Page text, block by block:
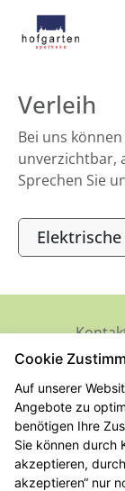
Verleih
Bei uns
unverzichtbar,
Sprechen Sie
©
Cookie
Auf unserer
Angebote zu
benötigen Ihre
Sie können durch
akzeptieren,
akzeptieren“ nur